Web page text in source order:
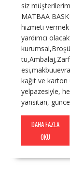
siz
MATBAA
hizmeti
yardımcı
kağıt ve karton
yelpazesiyle,
yansıtan,
DAHA FAZLA
OKU